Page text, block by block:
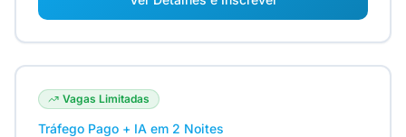
Vagas Limitadas
Tráfego Pago + IA em 2 Noites